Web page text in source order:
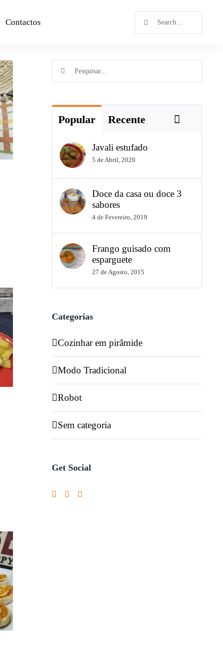
Contactos
Popular Recente
Javali estufado
5 de Abril, 2020
Doce da casa ou doce 3
sabores
4 de Fevereiro, 2019
Frango guisado com
esparguete
27 de Agosto, 2015
Categorias
Cozinhar em pirâmide
Modo Tradicional
Robot
Sem categoria
Get Social